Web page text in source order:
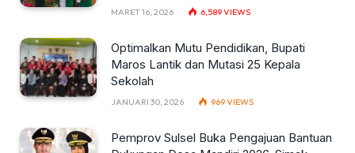
MARET 16, 2026 6,589VIEWS
Optimalkan Mutu Pendidikan, Bupati
Maros Lantik dan Mutasi 25 Kepala
Sekolah
JANUARI 30, 2026 969VIEWS
Pemprov Sulsel Buka Pengajuan Bantuan